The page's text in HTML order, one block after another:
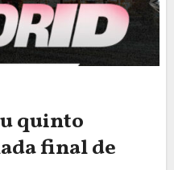
quinto
final de